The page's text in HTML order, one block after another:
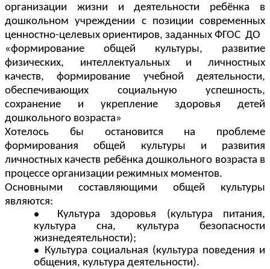
организации жизни и деятельности ребёнка в
дошкольном учреждении с позиции современных
ценностно-целевых ориентиров, заданных ФГОС ДО
«формирование общей культуры, развитие
физических, интеллектуальных и личностных
качеств, формирование учебной деятельности,
обеспечивающих социальную успешность,
сохранение и укрепление здоровья детей
дошкольного возраста»
Хотелось бы остановится на проблеме
формирования общей культуры и развития
личностных качеств ребёнка дошкольного возраста в
процессе организации режимных моментов.
Основными составляющими общей культуры
являются:
Культура здоровья (культура питания,
культура сна, культура безопасности
жизнедеятельности);
Культура социальная (культура поведения и
общения, культура деятельности).